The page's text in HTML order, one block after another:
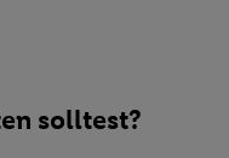
solltest?